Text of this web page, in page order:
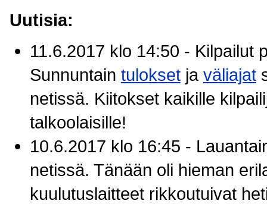
Uutisia:
11.6.2017 klo 14:50 - Kilpailut
Sunnuntain tuloksetja väliajat
netissä. Kiitokset kaikille
talkoolaisille!
10.6.2017 klo 16:45 -
netissä. Tänään oli hieman
kuulutuslaitteet rikkoutuivat